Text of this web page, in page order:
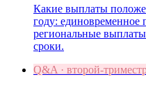
Какие выплаты
году: единовременное
региональные
сроки.
Q&A · второй-